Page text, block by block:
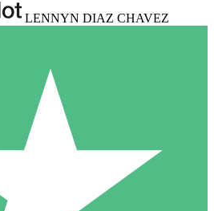
LENNYN DIAZ CHAVEZ